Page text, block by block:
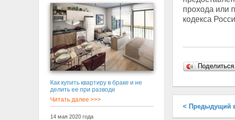
Как купить квартиру в браке и не
делить ее при разводе
Читать далее >>>
14 мая 2020 года
прохода или
кодекса
< Предыдущий